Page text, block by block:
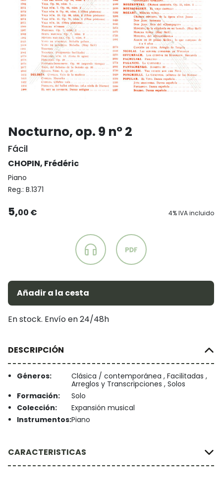
Nocturno, op. 9 nº 2
Fácil
CHOPIN, Frédéric
Piano
Reg.: B.1371
5,00 € 4% IVA incluido
Añadir a la cesta
En stock. Envío en 24/48h
DESCRIPCIÓN
Géneros:
Clásica / contemporánea , Facilitadas ,
Arreglos y Transcripciones , Solos
Formación:
Solo
Colección:
Expansión musical
Instrumentos:Piano
CARACTERISTICAS